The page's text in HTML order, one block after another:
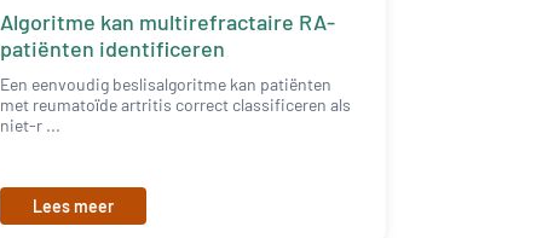
Algoritme kan multirefractaire RA-
patiënten identificeren
Een eenvoudig beslisalgoritme kan patiënten
met reumatoïde artritis correct classificeren als
niet-r ...
Lees meer